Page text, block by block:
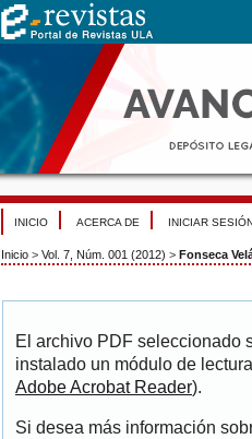
INICIO ACERCA DE INICIAR
Inicio > Vol. 7, Núm. 001 (2012) > Fonseca
El archivo PDF seleccionado
instalado un módulo de
Adobe Acrobat Reader).
Si desea más información